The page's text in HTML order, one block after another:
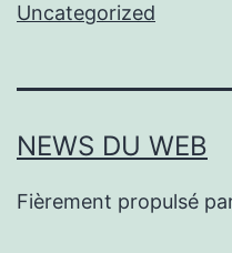
Uncategorized
NEWS DU WEB
Fièrement propulsé